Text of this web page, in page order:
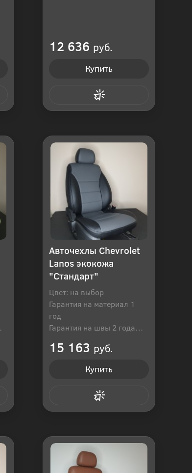
12 636 руб.
Купить
Авточехлы Chevrolet
Lanos экокожа
"Стандарт"
Цвет: на выбор
Гарантия на материал 1
год
Гарантия на швы 2 года
15 163 руб.
Купить